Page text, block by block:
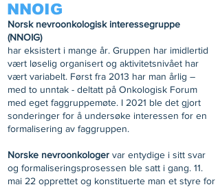
NNOIG
Norsk nevroonkologisk interessegruppe
(NNOIG)
har eksistert i mange år. Gruppen har imidlertid
vært løselig organisert og aktivitetsnivået har
vært variabelt. Først fra 2013 har man årlig –
med to unntak - deltatt på Onkologisk Forum
med eget faggruppemøte. I 2021 ble det gjort
sonderinger for å undersøke interessen for en
formalisering av faggruppen.
Norske nevroonkologer var entydige i sitt svar
og formaliseringsprosessen ble satt i gang. 11.
mai 22 opprettet og konstituerte man et styre for